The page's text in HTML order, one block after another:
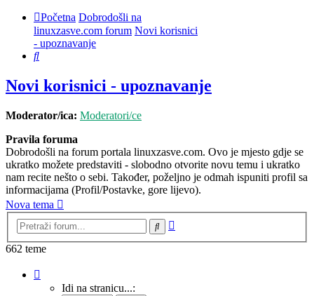
Početna Dobrodošli na
linuxzasve.com forum Novi korisnici
- upoznavanje
Pretražnik
Novi korisnici - upoznavanje
Moderator/ica: Moderatori/ce
Pravila foruma
Dobrodošli na forum portala linuxzasve.com. Ovo je mjesto gdje se
ukratko možete predstaviti - slobodno otvorite novu temu i ukratko
nam recite nešto o sebi. Također, poželjno je odmah ispuniti profil sa
informacijama (Profil/Postavke, gore lijevo).
Nova tema
Pretražnik
662 teme
27 .Idi na stranicu...: